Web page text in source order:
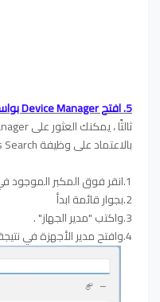
5. افتح Device Manager بواسطة Search Utility
بالاعتماد على وظيفة Windows Search.
1.انقر فوق المكبر الموجود في شريط المهام .
2.بجوار قائمة ابدأ
3.واكتب "مدير الجهاز" .
4.وافتح مدير الأجهزة في نتيجة البحث.